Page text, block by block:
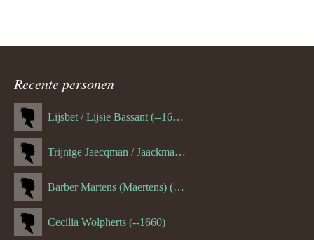
Recente personen
Lijsbet / Lijsie Bassant (--1687)
Trijntge Jaecqman / Jaackman (--1651)
Barber Martens (Maertens) (--1658)
Cecilia Wolpherts (--1660)